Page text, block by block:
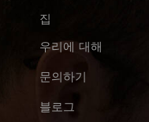
집
우리에 대해
문의하기
블로그